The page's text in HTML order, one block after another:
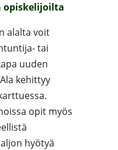
opiskelijoilta
alalta voit
tai
uuden
kehittyy
opit myös
hyötyä